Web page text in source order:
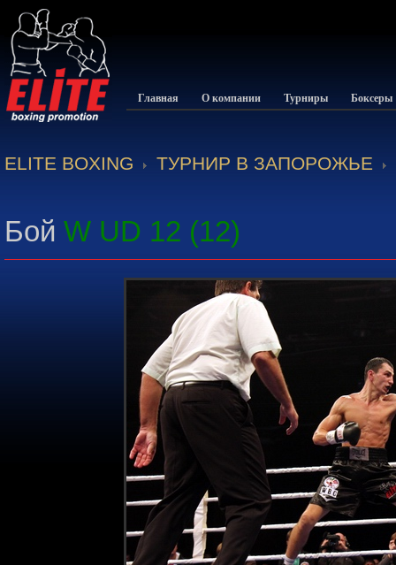
Главная О компании Турниры Боксеры
ELITE BOXING ТУРНИР В ЗАПОРОЖЬЕ
Бой W UD 12 (12)